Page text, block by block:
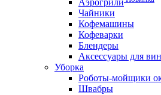
Аэрогрили
Чайники
Кофемашины
Кофеварки
Блендеры
Аксессуары для
Уборка
Роботы-мойщики
Швабры